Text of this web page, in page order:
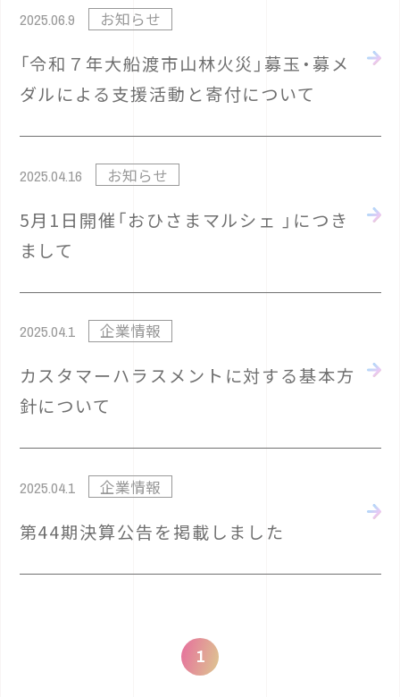
2025.06.9 お知らせ
「令和７年大船渡市山林火災」募玉・募メ
ダルによる支援活動と寄付について
2025.04.16 お知らせ
5月1日開催「おひさまマルシェ 」につき
まして
2025.04.1 企業情報
カスタマーハラスメントに対する基本方
針について
2025.04.1 企業情報
第44期決算公告を掲載しました
1